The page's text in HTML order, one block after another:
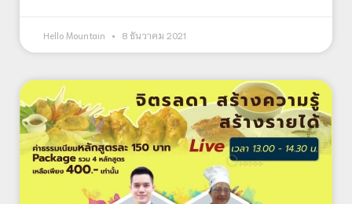
Hello Mountain 8 ธันวาคม 2021